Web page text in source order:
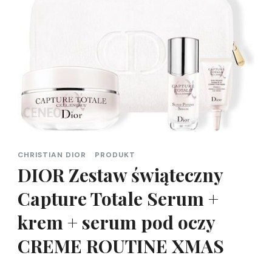
CHRISTIAN DIOR PRODUKT
DIOR Zestaw świąteczny
Capture Totale Serum +
krem + serum pod oczy
CREME ROUTINE XMAS